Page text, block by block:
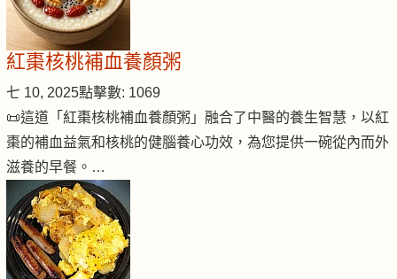
紅棗核桃補血養顏粥
七 10, 2025點擊數: 1069
📜這道「紅棗核桃補血養顏粥」融合了中醫的養生智慧，以紅
棗的補血益氣和核桃的健腦養心功效，為您提供一碗從內而外
滋養的早餐。…